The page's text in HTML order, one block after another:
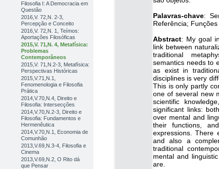
Filosofia I: A Democracia em
Questão
2016,V. 72,N. 2-3,
Percepção e Conceito
2016,V. 72,N. 1, Teímos:
Aportações Filosóficas
2015,V. 71,N. 4, Metafísica:
Problemas
Contemporâneos
2015,V. 71,N.2-3, Metafísica:
Perspectivas Históricas
2015,V.71,N.1,
Fenomenologia e Filosofia
Prática
2014,V.70,N.4, Direito e
Filosofia: Intersecções
2014,V.70,N.2-3, Direito e
Filosofia: Fundamentos e
Hermenêutica
2014,V.70,N.1, Economia de
Comunhão
2013,V.69,N.3-4, Filosofia e
Cinema
2013,V.69,N.2, O Rito dá
que Pensar
Palavras-chave:
Referência;
Abstract: My goal
link between
traditional
semantics needs to
as exist in
disciplines is very
This is only partly
one of several new
scientific
significant links:
over mental and
their functions,
expressions. There
and also a
traditional
mental and
are.